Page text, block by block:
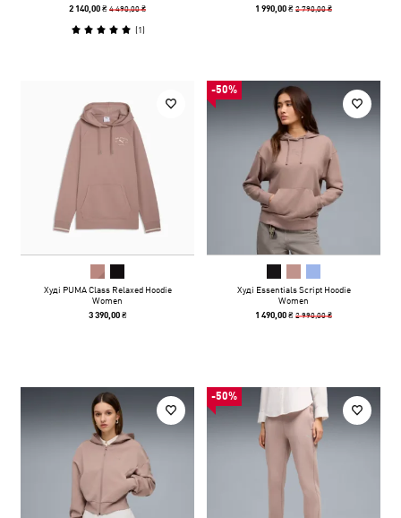
2 140,00 ₴4 490,00 ₴
(1)
1 990,00 ₴2 790,00 ₴
Худі PUMA Class Relaxed Hoodie
Women
3 390,00 ₴
-50%
Худі Essentials Script Hoodie
Women
1 490,00 ₴2 990,00 ₴
-50%